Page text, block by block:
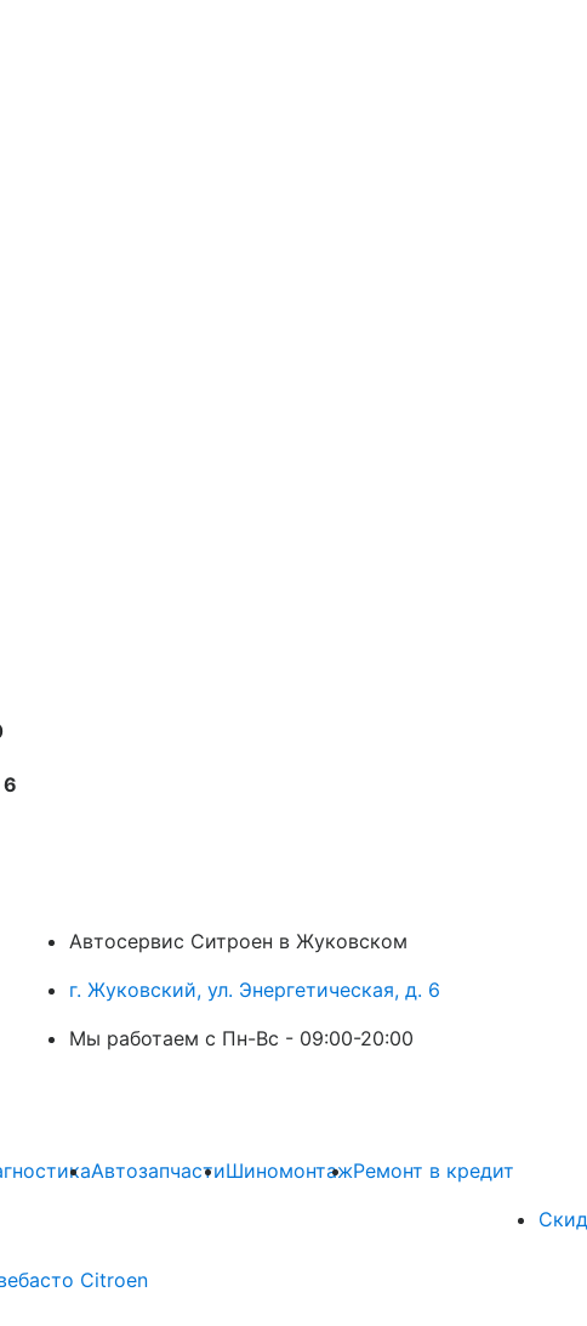
6
Автосервис Ситроен в Жуковском
г. Жуковский, ул. Энергетическая, д. 6
Мы работаем с Пн-Вc - 09:00-20:00
АвтозапчастиШиномонтажРемонт в кредит
Citroen